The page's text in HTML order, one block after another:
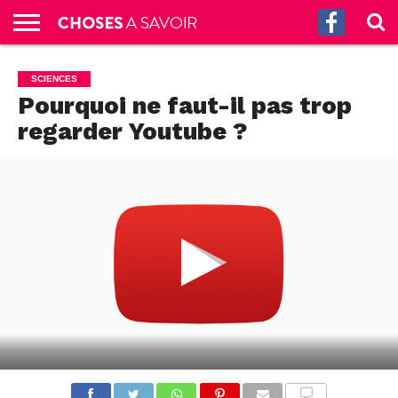
CULTURE
G.
SCIENCES
SANTÉ
HISTOIRE
ÉCONOMIE
INCROYABLE
!
TECH
AUTRES
S’ABONNER
AUX
PODCASTS
CONTACT
A
PROPOS
SCIENCES
Pourquoi ne faut-il pas trop
regarder Youtube ?